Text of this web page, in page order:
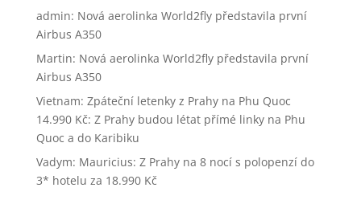
admin: Nová aerolinka World2fly představila první
Airbus A350
Martin: Nová aerolinka World2fly představila první
Airbus A350
Vietnam: Zpáteční letenky z Prahy na Phu Quoc
14.990 Kč: Z Prahy budou létat přímé linky na Phu
Quoc a do Karibiku
Vadym: Mauricius: Z Prahy na 8 nocí s polopenzí do
3* hotelu za 18.990 Kč